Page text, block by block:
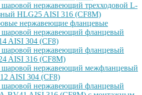
нержавеющий трехходовой L-
HLG25 AISI 316 (CF8M)
нержавеющие фланцевые
нержавеющий фланцевый
AISI 304 (CF8)
нержавеющий фланцевый
AISI 316 (CF8M)
шаровой нержавеющий межфланцевый
AISI 304 (CF8)
нержавеющий фланцевый